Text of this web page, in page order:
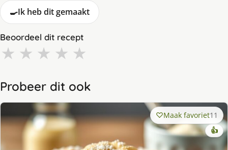
🍳Ik heb dit gemaakt
Beoordeel dit recept
★ ★ ★ ★ ★
Probeer dit ook
Maak favoriet11
👍